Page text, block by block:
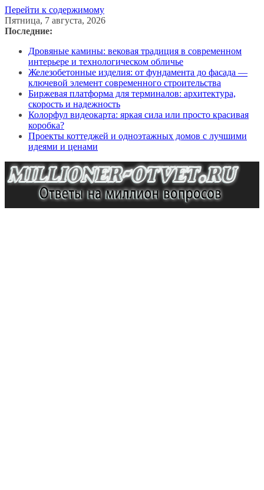
Перейти к содержимому
Пятница, 7 августа, 2026
Последние:
Дровяные камины: вековая традиция в современном
интерьере и технологическом обличье
Железобетонные изделия: от фундамента до фасада —
ключевой элемент современного строительства
Биржевая платформа для терминалов: архитектура,
скорость и надежность
Колорфул видеокарта: яркая сила или просто красивая
коробка?
Проекты коттеджей и одноэтажных домов с лучшими
идеями и ценами